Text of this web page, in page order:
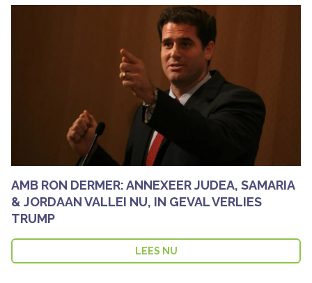
AMB RON DERMER: ANNEXEER JUDEA, SAMARIA
& JORDAAN VALLEI NU, IN GEVAL VERLIES
TRUMP
LEES NU